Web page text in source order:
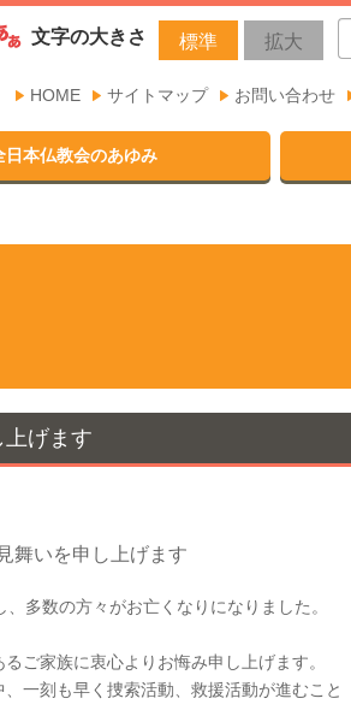
文字の大きさ 標準 拡大
HOME サイトマップ お問い合わせ
日本仏教会のあゆみ
げます
舞いを申し上げます
多数の方々がお亡くなりになりました。
ご家族に衷心よりお悔み申し上げます。
一刻も早く捜索活動、救援活動が進むこと